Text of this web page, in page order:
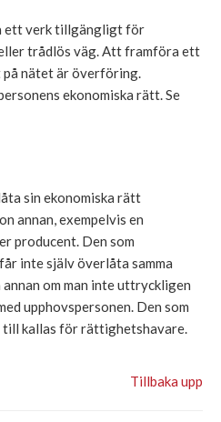
ett verk tillgängligt för
trådlös väg. Att framföra ett
på nätetär överföring.
s ekonomiska rätt. Se
sin ekonomiska rätt
annan, exempelvis en
producent. Den som
inte själv överlåta samma
om man inte uttryckligen
upphovspersonen. Den som
kallas för rättighetshavare.
Tillbaka upp